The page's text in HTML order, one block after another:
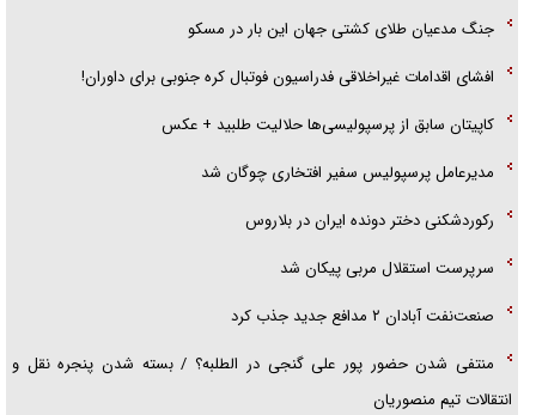
جنگ مدعیان طلای کشتی جهان این بار در مسکو
افشای اقدامات غیراخلاقی فدراسیون فوتبال کره جنوبی برای داوران!
کاپیتان سابق از پرسپولیسی‌ها حلالیت طلبید + عکس
مدیرعامل پرسپولیس سفیر افتخاری چوگان شد
رکوردشکنی دختر دونده ایران در بلاروس
سرپرست استقلال مربی پیکان شد
صنعت‌نفت آبادان ۲ مدافع جدید جذب کرد
منتفی شدن حضور پور علی گنجی در الطلبه؟ / بسته شدن پنجره نقل و
انتقالات تیم منصوریان